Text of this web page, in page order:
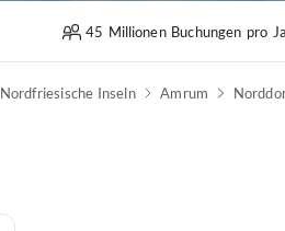
45 Millionen Buchungen pro
Nordfriesische Inseln Amrum